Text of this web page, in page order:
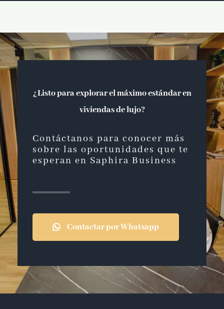
¿Listo para explorar el máximo estándar en
viviendas de lujo?
Contáctanos para conocer más
sobre las oportunidades que te
esperan en Saphira Business
Contactar por Whatsapp